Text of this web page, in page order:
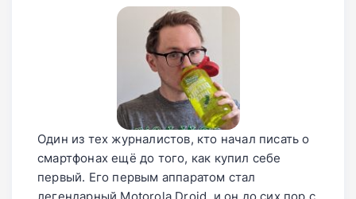
Один из тех журналистов, кто начал писать о
смартфонах ещё до того, как купил себе
первый. Его первым аппаратом стал